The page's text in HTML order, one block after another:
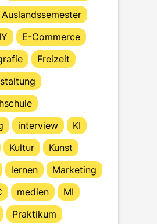
Auslandssemester
E-Commerce
Freizeit
interview
KI
Kultur
Kunst
lernen
Marketing
medien
MI
Praktikum